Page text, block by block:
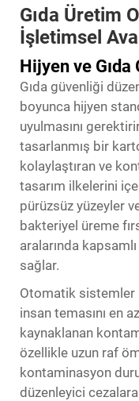
Gıda Üretim
İşletimsel
Hijyen ve
Gıda güvenliği
boyunca hijyen
uyulmasını
tasarlanmış bir
kolaylaştıran ve
tasarım ilkelerini
pürüzsüz yüzeyler
bakteriyel üreme
aralarında
sağlar.
Otomatik sistemler
insan temasını en
kaynaklanan
özellikle uzun raf
kontaminasyon
düzenleyici